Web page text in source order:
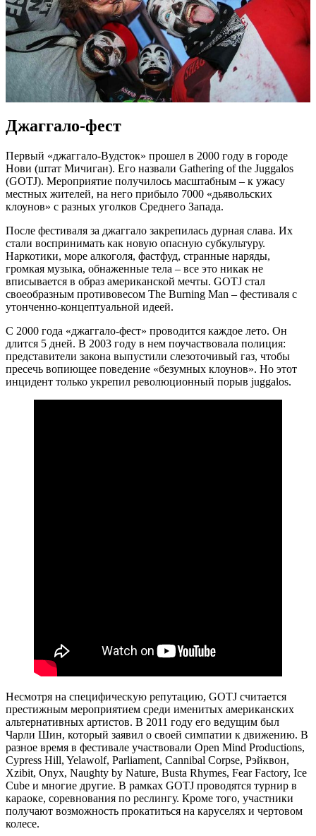
Джаггало-фест
Первый «джаггало-Вудсток» прошел в 2000 году в городе
Нови (штат Мичиган). Его назвали Gathering of the Juggalos
(GOTJ). Мероприятие получилось масштабным – к ужасу
местных жителей, на него прибыло 7000 «дьявольских
клоунов» с разных уголков Среднего Запада.
После фестиваля за джаггало закрепилась дурная слава. Их
стали воспринимать как новую опасную субкультуру.
Наркотики, море алкоголя, фастфуд, странные наряды,
громкая музыка, обнаженные тела – все это никак не
вписывается в образ американской мечты. GOTJ стал
своеобразным противовесом The Burning Man – фестиваля с
утонченно-концептуальной идеей.
С 2000 года «джаггало-фест» проводится каждое лето. Он
длится 5 дней. В 2003 году в нем поучаствовала полиция:
представители закона выпустили слезоточивый газ, чтобы
пресечь вопиющее поведение «безумных клоунов». Но этот
инцидент только укрепил революционный порыв juggalos.
Несмотря на специфическую репутацию, GOTJ считается
престижным мероприятием среди именитых американских
альтернативных артистов. В 2011 году его ведущим был
Чарли Шин, который заявил о своей симпатии к движению. В
разное время в фестивале участвовали Open Mind Productions,
Cypress Hill, Yelawolf, Parliament, Cannibal Corpse, Рэйквон,
Xzibit, Onyx, Naughty by Nature, Busta Rhymes, Fear Factory, Ice
Cube и многие другие. В рамках GOTJ проводятся турнир в
караоке, соревнования по реслингу. Кроме того, участники
получают возможность прокатиться на каруселях и чертовом
колесе.